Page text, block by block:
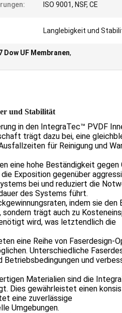
ISO 9001, NSF, CE
Langlebigkeit und
Dow UF Membranen,
und Stabilität
in den IntegraTec™ PVDF
trägt dazu bei, eine
für Reinigung und
eine hohe Beständigkeit gegen
Exposition gegenüber
bei und reduziert die
des Systems führt.
indem sie den
trägt auch zu
wird, was letztendlich die
eine Reihe von Faserdesign-
Unterschiedliche
und
Materialien sind die
Dies gewährleistet einen
eine zuverlässige
Umgebungen.